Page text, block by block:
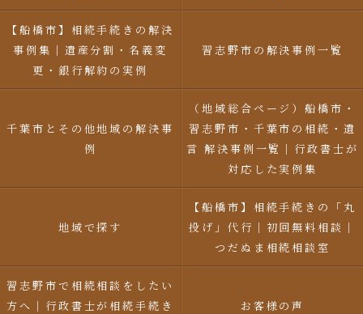
【船橋市】相続手続きの解決
事例集｜遺産分割・名義変
更・銀行解約の実例
習志野市の解決事例一覧
千葉市とその他地域の解決事
例
（地域総合ページ）船橋市・
習志野市・千葉市の相続・遺
言 解決事例一覧｜行政書士が
対応した実例集
地域で探す
【船橋市】相続手続きの「丸
投げ」代行｜初回無料相談｜
つだぬま相続相談室
習志野市で相続相談をしたい
方へ｜行政書士が相続手続き
お客様の声